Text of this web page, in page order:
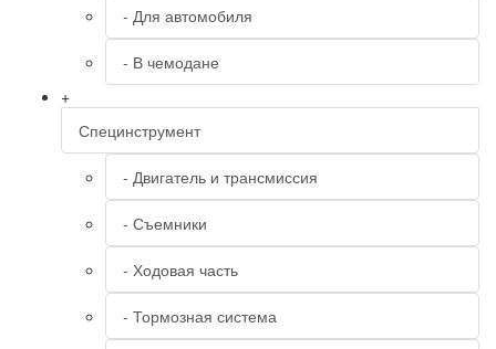
- Для автомобиля
- В чемодане
+
Специнструмент
- Двигатель и трансмиссия
- Съемники
- Ходовая часть
- Тормозная система